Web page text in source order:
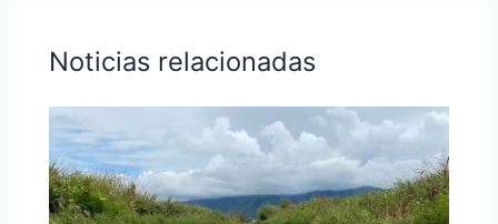
Noticias relacionadas